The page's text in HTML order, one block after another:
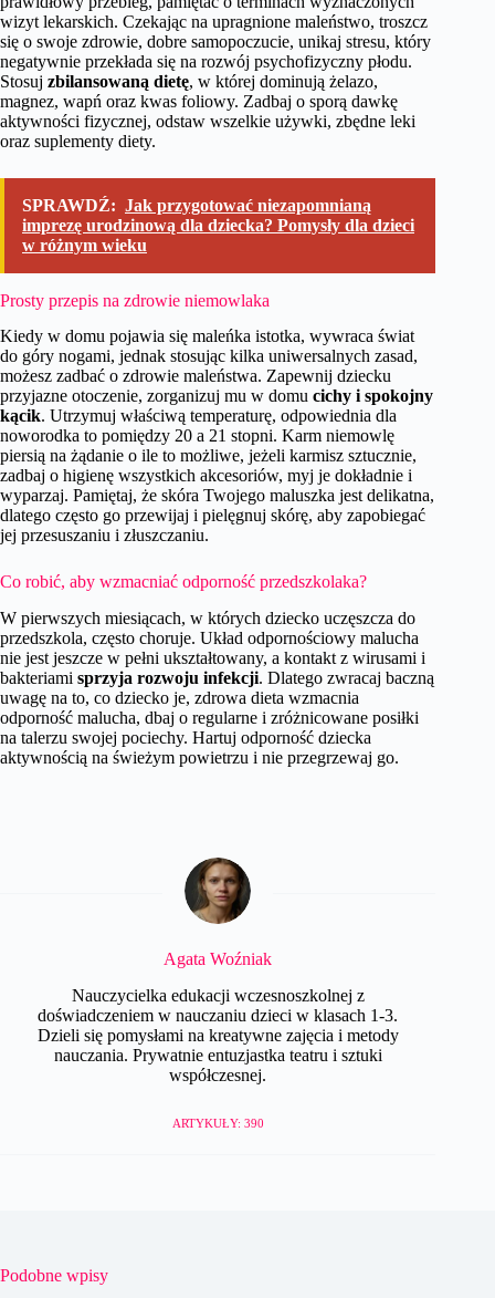
wizyt lekarskich. Czekając na upragnione maleństwo, troszcz
się o swoje zdrowie, dobre samopoczucie, unikaj stresu, który
negatywnie przekłada się na rozwój psychofizyczny płodu.
Stosuj zbilansowaną dietę, w której dominują żelazo,
magnez, wapń oraz kwas foliowy. Zadbaj o sporą dawkę
aktywności fizycznej, odstaw wszelkie używki, zbędne leki
oraz suplementy diety.
SPRAWDŹ: Jak przygotować niezapomnianą
imprezę urodzinową dla dziecka? Pomysły dla dzieci
w różnym wieku
Prosty przepis na zdrowie niemowlaka
Kiedy w domu pojawia się maleńka istotka, wywraca świat
do góry nogami, jednak stosując kilka uniwersalnych zasad,
możesz zadbać o zdrowie maleństwa. Zapewnij dziecku
przyjazne otoczenie, zorganizuj mu w domu cichy i spokojny
kącik. Utrzymuj właściwą temperaturę, odpowiednia dla
noworodka to pomiędzy 20 a 21 stopni. Karm niemowlę
piersią na żądanie o ile to możliwe, jeżeli karmisz sztucznie,
zadbaj o higienę wszystkich akcesoriów, myj je dokładnie i
wyparzaj. Pamiętaj, że skóra Twojego maluszka jest delikatna,
dlatego często go przewijaj i pielęgnuj skórę, aby zapobiegać
jej przesuszaniu i złuszczaniu.
Co robić, aby wzmacniać odporność przedszkolaka?
W pierwszych miesiącach, w których dziecko uczęszcza do
przedszkola, często choruje. Układ odpornościowy malucha
nie jest jeszcze w pełni ukształtowany, a kontakt z wirusami i
bakteriami sprzyja rozwoju infekcji. Dlatego zwracaj baczną
uwagę na to, co dziecko je, zdrowa dieta wzmacnia
odporność malucha, dbaj o regularne i zróżnicowane posiłki
na talerzu swojej pociechy. Hartuj odporność dziecka
aktywnością na świeżym powietrzu i nie przegrzewaj go.
Agata Woźniak
Nauczycielka edukacji wczesnoszkolnej z
doświadczeniem w nauczaniu dzieci w klasach 1-3.
Dzieli się pomysłami na kreatywne zajęcia i metody
nauczania. Prywatnie entuzjastka teatru i sztuki
współczesnej.
ARTYKUŁY: 390
Podobne wpisy